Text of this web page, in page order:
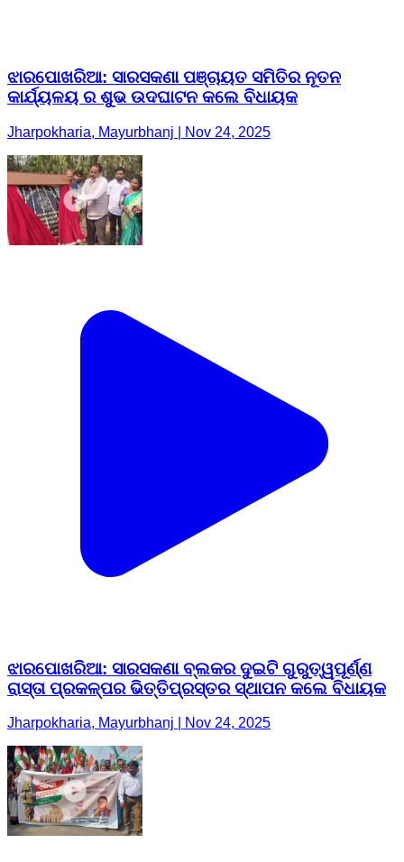
ଝାରପୋଖରିଆ: ସାରସକଣା ପଞ୍ଚାୟତ ସମିତିର ନୂତନ
କାର୍ଯ୍ୟଳୟ ର ଶୁଭ ଉଦଘାଟନ କଲେ ବିଧାୟକ
Jharpokharia, Mayurbhanj | Nov 24, 2025
ଝାରପୋଖରିଆ: ସାରସକଣା ବ୍ଲକର ଦୁଇଟି ଗୁରୁତ୍ୱପୂର୍ଣ୍ଣ
ରାସ୍ତା ପ୍ରକଳ୍ପର ଭିତ୍ତିପ୍ରସ୍ତର ସ୍ଥାପନ କଲେ ବିଧାୟକ
Jharpokharia, Mayurbhanj | Nov 24, 2025